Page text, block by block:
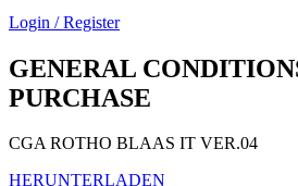
Login / Register
GENERAL
PURCHASE
CGA ROTHO BLAAS IT VER.04
HERUNTERLADEN